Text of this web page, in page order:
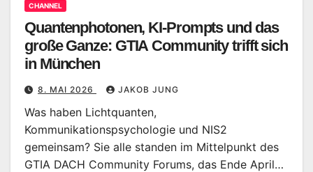
CHANNEL
Quantenphotonen, KI-Prompts und das
große Ganze: GTIA Community trifft sich
in München
8. MAI 2026 JAKOB JUNG
Was haben Lichtquanten,
Kommunikationspsychologie und NIS2
gemeinsam? Sie alle standen im Mittelpunkt des
GTIA DACH Community Forums, das Ende April…